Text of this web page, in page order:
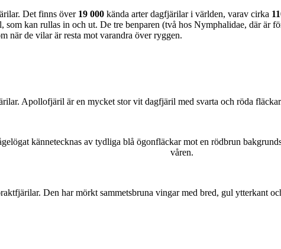
Det finns över 19 000 kända arter dagfjärilar i världen, varav cirka
som kan rullas in och ut. De tre benparen (två hos Nymphalidae, där är
när de vilar är resta mot varandra över ryggen.
Apollofjäril är en mycket stor vit dagfjäril med svarta och röda
kännetecknas av tydliga blå ögonfläckar mot en rödbrun
våren.
Den har mörkt sammetsbruna vingar med bred, gul ytterkant